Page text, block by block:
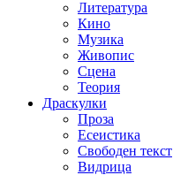
Литература
Кино
Музика
Живопис
Сцена
Теория
Драскулки
Проза
Есеистика
Свободен текст
Видрица